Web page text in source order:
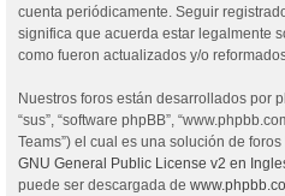
cuenta periódicamente. Seguir
significa que acuerda estar legalmente
como fueron actualizados y/o
Nuestros foros están desarrollados por
“sus”, “software phpBB”,
Teams”) el cual es una solución de
GNU General Public License v2 en
puede ser descargada de